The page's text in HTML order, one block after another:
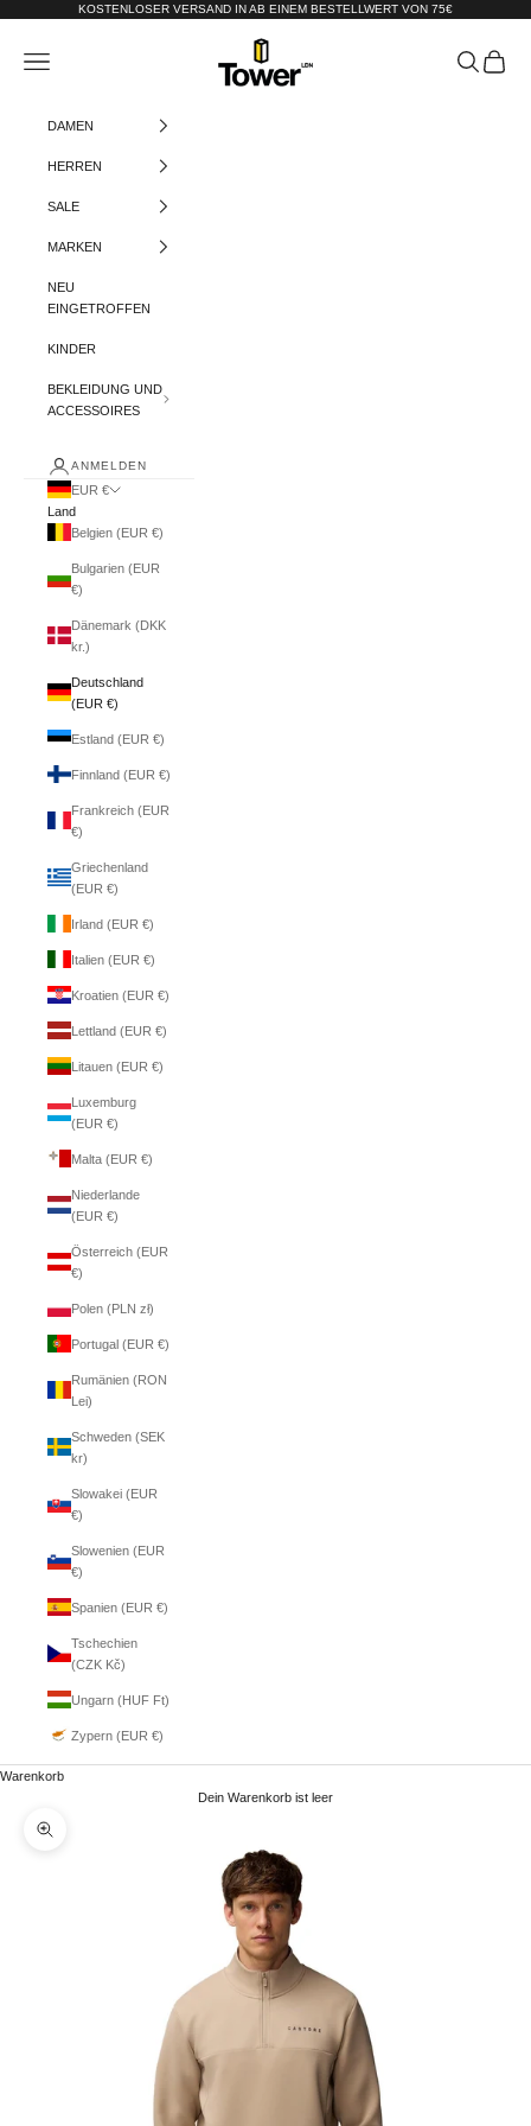
Zum Inhalt springenKOSTENLOSER VERSAND IN AB EINEM BESTELLWERT VON 75€
Tower-London.De
Menü Suchen
DAMEN
HERREN
SALE
MARKEN
NEU
EINGETROFFEN
KINDER
BEKLEIDUNG UND
ACCESSOIRES
ANMELDEN
EUR €
Land
Belgien (EUR €)
Bulgarien (EUR
€)
Dänemark (DKK
kr.)
Deutschland
(EUR €)
Estland (EUR €)
Finnland (EUR €)
Frankreich (EUR
€)
Griechenland
(EUR €)
Irland (EUR €)
Italien (EUR €)
Kroatien (EUR €)
Lettland (EUR €)
Litauen (EUR €)
Luxemburg
(EUR €)
Malta (EUR €)
Niederlande
(EUR €)
Österreich (EUR
€)
Polen (PLN zł)
Portugal (EUR €)
Rumänien (RON
Lei)
Schweden (SEK
kr)
Slowakei (EUR
€)
Slowenien (EUR
€)
Spanien (EUR €)
Tschechien
(CZK Kč)
Ungarn (HUF Ft)
Zypern (EUR €)
Warenkorb
Dein Warenkorb ist leer
Bild vergrößern